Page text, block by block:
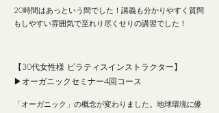
20時間はあっという間でした！講義も分かりやすく質問
もしやすい雰囲気で至れり尽くせりの講習でした！
【30代女性様 ピラティスインストラクター】
▶︎オーガニックセミナー4回コース
「オーガニック」の概念が変わりました。地球環境に優